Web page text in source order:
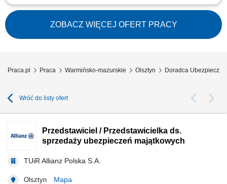
Kreowanie propozycji dopasowanych do indywidualnych oczekiwań i
celów finansowych odbiorców. Kompleksowa opieka nad portfelem
abonentów medycznych oraz uczestników programów ubezpieczeniowo-
emerytalnych. Aktywne pozyskiwanie partnerów biznesowych i
inicjowanie spotkań o charakterze...
ZOBACZ WIĘCEJ OFERT PRACY
Praca.pl Praca Warmińsko-mazurskie Olsztyn Doradca
Wróć do listy ofert
Przedstawiciel / Przedstawicielka ds.
sprzedaży ubezpieczeń majątkowych
TUiR Allianz Polska S.A.
Olsztyn Mapa